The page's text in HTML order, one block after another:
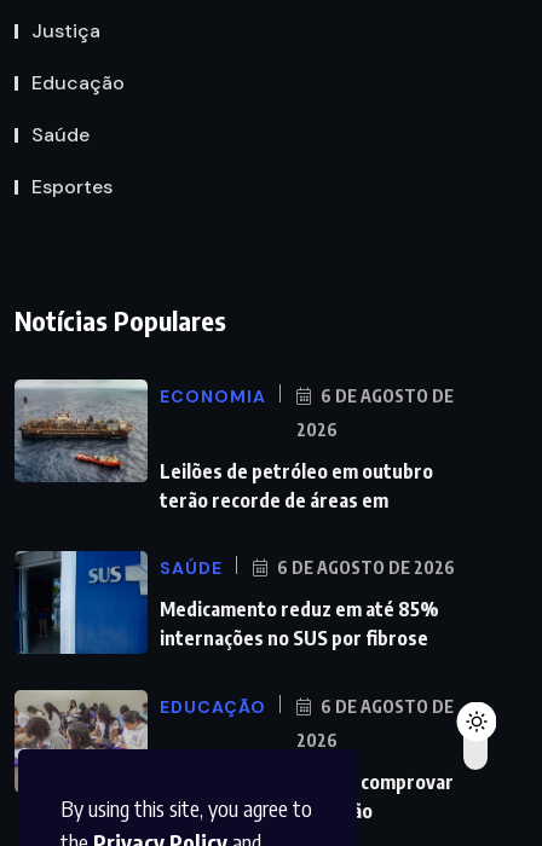
By using this site, you agree to
Justiça
Educação
Saúde
Esportes
Notícias Populares
ECONOMIA
6 DE AGOSTO DE
2026
Leilões de petróleo em outubro
terão recorde de áreas em
SAÚDE 6 DE AGOSTO DE 2026
Medicamento reduz em até 85%
internações no SUS por fibrose
EDUCAÇÃO
6 DE AGOSTO DE
2026
Prouni abre prazo para comprovar
informações da inscrição